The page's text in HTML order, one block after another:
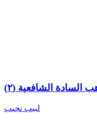
السادة الشافعية (٢)
لبيب نجيب